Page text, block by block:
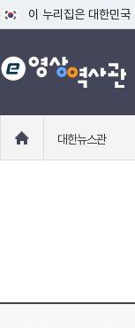
이 누리집은 대한민
공식 누리집 주소 확
go.kr 주소를 사용하
로
대한뉴스관